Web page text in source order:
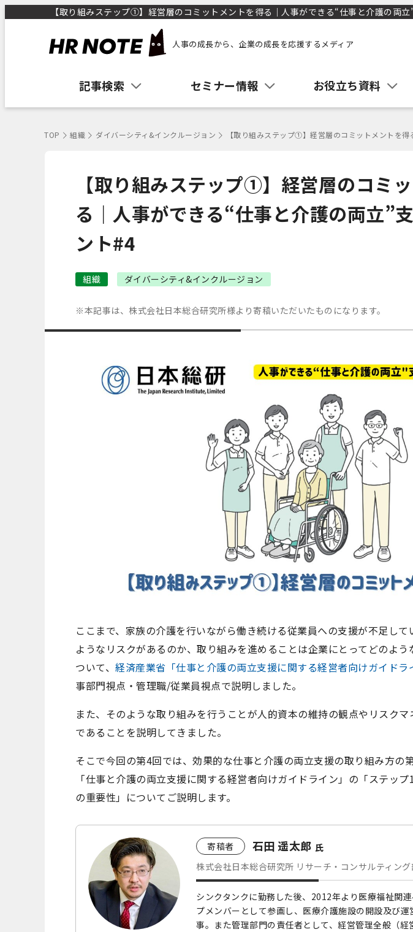
【取り組みステップ①】経営層のコミットメントを得る｜人事ができる“仕事と介護の両
人事の成長から、企業の成長を応援するメディア
記事検索 セミナー情報 お役立ち資料
TOP 組織 ダイバーシティ&インクルージョン 【取り組みステップ①】経営層のコミットメントを
【取り組みステップ①】経営層のコミ
る｜人事ができる“仕事と介護の両立”
ント#4
組織 ダイバーシティ&インクルージョン
※本記事は、株式会社日本総合研究所様より寄稿いただいたものになります。
ここまで、家族の介護を行いながら働き続ける従業員への支援が不足し
ようなリスクがあるのか、取り組みを進めることは企業にとってどのよ
ついて、 経済産業省「仕事と介護の両立支援に関する経営者向けガイドラ
事部門視点・管理職/従業員視点で説明しました。
また、そのような取り組みを行うことが人的資本の維持の観点やリスク
であることを説明してきました。
そこで今回の第4回では、効果的な仕事と介護の両立支援の取り組み方の
「仕事と介護の両立支援に関する経営者向けガイドライン」の「ステップ1
の重要性」についてご説明します。
寄稿者 石田 遥太郎 氏
株式会社日本総合研究所 リサーチ・コンサルティン
シンクタンクに勤務した後、2012年より医療福祉関
プメンバーとして参画し、医療介護施設の開設及び
事。また管理部門の責任者として、経営管理全般（